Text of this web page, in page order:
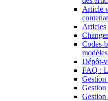
Article
Articles
Codes-
modèles
Dépôt-
FAQ :
Gestion
Gestion
Gestion